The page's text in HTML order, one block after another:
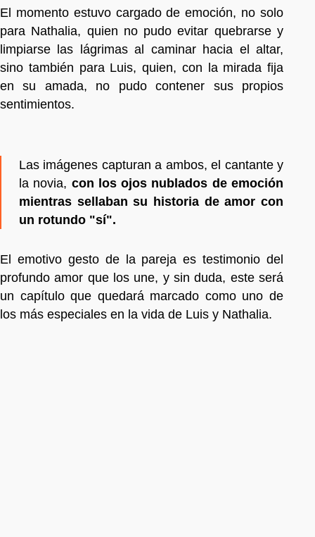
El momento estuvo cargado de emoción, no solo
para Nathalia, quien no pudo evitar quebrarse y
limpiarse las lágrimas al caminar hacia el altar,
sino también para Luis, quien, con la mirada fija
en su amada, no pudo contener sus propios
sentimientos.
Las imágenes capturan a ambos, el cantante y
la novia, con los ojos nublados de emoción
mientras sellaban su historia de amor con
un rotundo "sí".
El emotivo gesto de la pareja es testimonio del
profundo amor que los une, y sin duda, este será
un capítulo que quedará marcado como uno de
los más especiales en la vida de Luis y Nathalia.